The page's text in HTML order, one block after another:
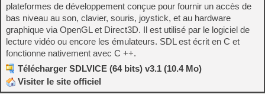
plateformes de développement conçue pour fournir un accès de
bas niveau au son, clavier, souris, joystick, et au hardware
graphique via OpenGL et Direct3D. Il est utilisé par le logiciel de
lecture vidéo ou encore les émulateurs. SDL est écrit en C et
fonctionne nativement avec C ++.
Télécharger SDLVICE (64 bits) v3.1 (10.4 Mo)
Visiter le site officiel